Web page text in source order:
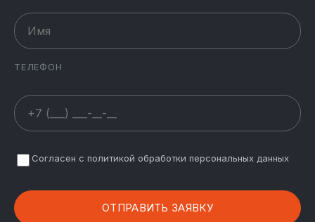
ТЕЛЕФОН
Согласен с политикой обработки персональных данных